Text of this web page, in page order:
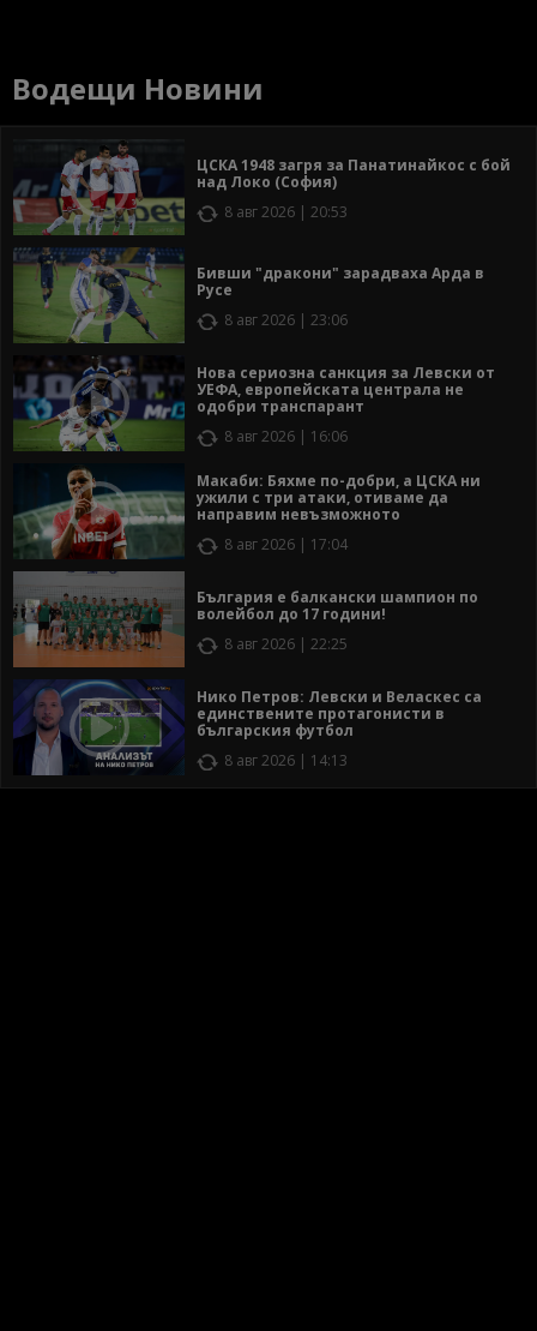
Водещи Новини
ЦСКА 1948 загря за Панатинайкос с бой
над Локо (София)
8 авг 2026 | 20:53
Бивши "дракони" зарадваха Арда в
Русе
8 авг 2026 | 23:06
Нова сериозна санкция за Левски от
УЕФА, европейската централа не
одобри транспарант
8 авг 2026 | 16:06
Макаби: Бяхме по-добри, а ЦСКА ни
ужили с три атаки, отиваме да
направим невъзможното
8 авг 2026 | 17:04
България е балкански шампион по
волейбол до 17 години!
8 авг 2026 | 22:25
Нико Петров: Левски и Веласкес са
единствените протагонисти в
българския футбол
8 авг 2026 | 14:13